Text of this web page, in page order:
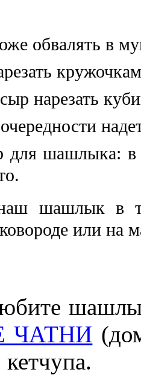
обвалять в
нарезать
очередности
для шашлыка: в
шашлык в
или на
ЧАТНИ